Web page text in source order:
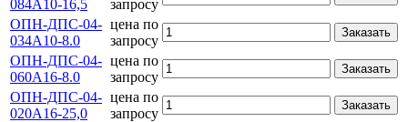
084А10-16,5
запросу
ОПН-ДПС-04-
034А10-8.0
цена по
запросу
Заказать
ОПН-ДПС-04-
060А16-8.0
цена по
запросу
Заказать
ОПН-ДПС-04-
020А16-25,0
цена по
запросу
Заказать